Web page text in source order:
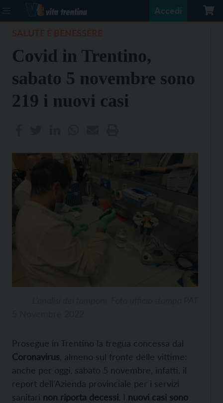
Accedi
Covid in Trentino,
sabato 5 novembre sono
219 i nuovi casi
Prosegue in Trentino la tregua concessa dal
Coronavirus , almeno sul fronte delle vittime:
anche per oggi, sabato 5 novembre, infatti, il
report dell’Azienda provinciale per i servizi
sanitari non riporta decessi. I nuovi casi sono